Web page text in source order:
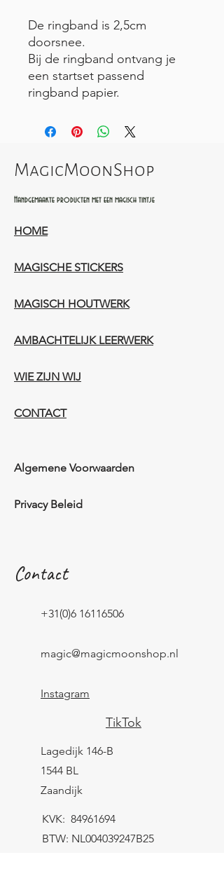
De ringband is 2,5cm
doorsnee.
Bij de ringband ontvang je
een startset passend
ringband papier.
MagicMoonShop
Handgemaakte producten met een magisch tintje
HOME
MAGISCHE STICKERS
MAGISCH HOUTWERK
AMBACHTELIJK LEERWERK​
WIE ZIJN WIJ​​
CONTACT
Algemene Voorwaarden
Privacy Beleid
Contact
+31(0)6 16116506
magic@magicmoonshop.nl
Instagram
TikTok
Lagedijk 146-B
1544 BL
Zaandijk
KVK: 84961694
BTW: NL004039247B25